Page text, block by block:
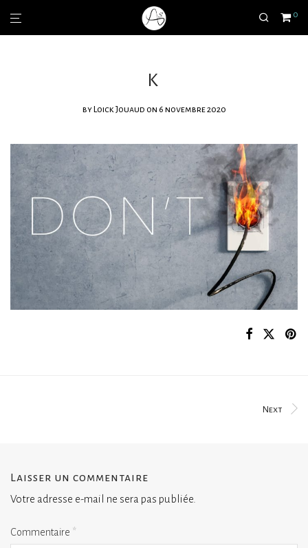
0
K
by Loick Jouaud on 6 novembre 2020
Next
Laisser un commentaire
Votre adresse e-mail ne sera pas publiée.
Commentaire *